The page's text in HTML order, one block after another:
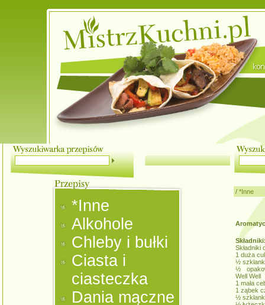
*Inne
Alkohole
Chleby i bułki
Ciasta i
ciasteczka
Dania mączne
/ *Inne
Składniki
1 duża
½
½
Well Well
1 mała
1 ząbek
½